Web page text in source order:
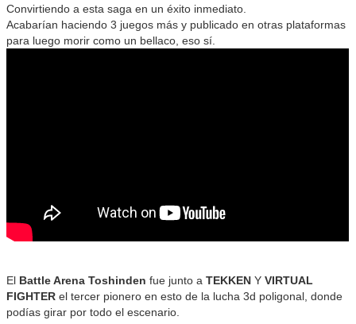
Convirtiendo a esta saga en un éxito inmediato.
Acabarían haciendo 3 juegos más y publicado en otras plataformas
para luego morir como un bellaco, eso sí.
El Battle Arena Toshinden fue junto aTEKKEN YVIRTUAL
FIGHTER el tercer pionero en esto de la lucha 3d poligonal, donde
podías girar por todo el escenario.